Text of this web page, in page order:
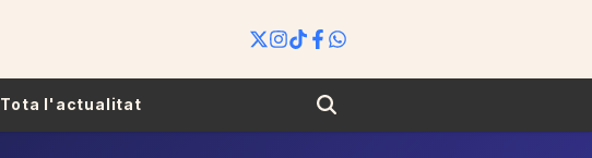
Tota l'actualitat Search